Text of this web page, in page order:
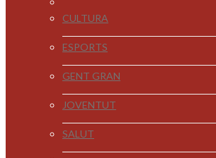
CULTURA
ESPORTS
GENT GRAN
JOVENTUT
SALUT